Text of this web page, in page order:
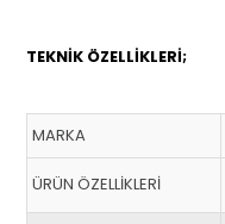
TEKNİK ÖZELLİKLERİ;
MARKA
ÜRÜN ÖZELLİKLERİ